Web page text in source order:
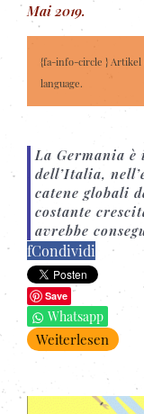
Mai 2019.
{fa-info-circle }
language.
La Germania
dell’Italia,
catene globali
costante
avrebbe
fCondividi
Save
Whatsapp
Weiterlesen